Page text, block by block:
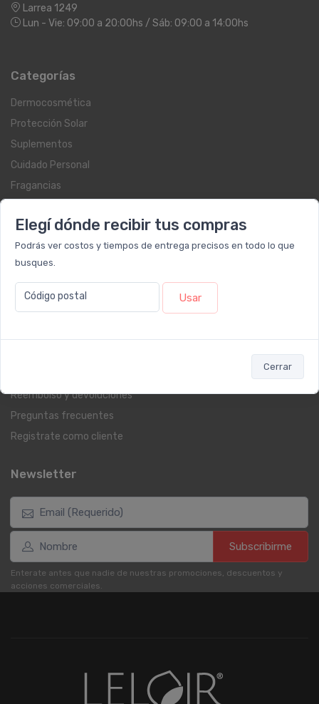
Elegí dónde recibir tus compras
Podrás ver costos y tiempos de entrega precisos en todo lo que
busques.
Código postal Usar
Cerrar
Larrea 1249
Lun - Vie: 09:00 a 20:00hs / Sáb: 09:00 a 14:00hs
Categorías
Dermocosmética
Protección Solar
Suplementos
Cuidado Personal
Fragancias
Blog
Servicios al cliente
Contacto
Beauty Club
Reembolso y devoluciones
Preguntas frecuentes
Registrate como cliente
Newsletter
Subscribirme
Enterate antes que nadie de nuestras promociones, descuentos y
acciones comerciales.